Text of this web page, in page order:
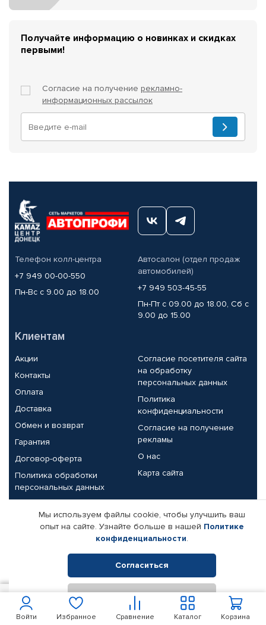
Войти Избранное Сравнение Корзина
Каталог
Получайте информацию о новинках и скидках
первыми!
Согласие на получение рекламно-
информационных рассылок
Телефон колл-центра
+7 949 00-00-550
Пн-Вс с 9.00 до 18.00
Автосалон (отдел продаж
автомобилей)
+7 949 503-45-55
Пн-Пт с 09.00 до 18.00, Сб с
9.00 до 15.00
Клиентам
Акции
Контакты
Оплата
Доставка
Обмен и возврат
Гарантия
Договор-оферта
Политика обработки
персональных данных
Согласие посетителя сайта
на обработку
персональных данных
Политика
конфиденциальности
Согласие на получение
рекламы
О нас
Карта сайта
Партнерам
Корпоративным клиентам
Поставщикам
Реквизиты компании
© КАМАЗ ЦЕНТР ДОНЕЦК, 2015-2026. Все права защищены.
Интернет-магазин автомобильных товаров Автопрофи.
Мы используем файлы cookie, чтобы улучшить ваш
опыт на сайте. Узнайте больше в нашей Политике
конфиденциальности.
Согласиться
Отклонить
300 В корзину